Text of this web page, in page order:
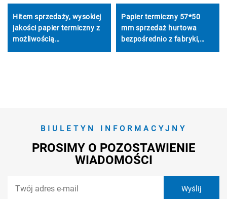
Hitem sprzedaży, wysokiej
jakości papier termiczny z
możliwością
niestandardowego
Papier termiczny 57*50
mm sprzedaż hurtowa
bezpośrednio z fabryki,
wysoka jakość, tania cena,
BIULETYN INFORMACYJNY
PROSIMY O POZOSTAWIENIE
WIADOMOŚCI